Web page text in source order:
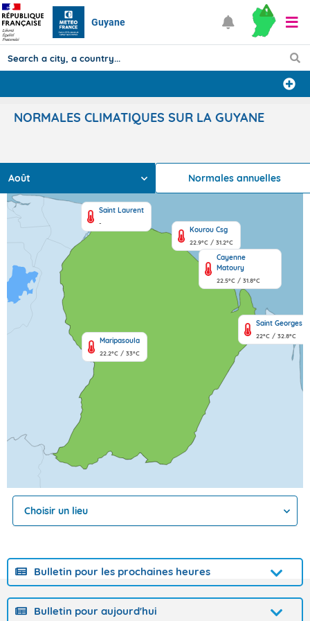
Guyane
Forecasts
Articles
NORMALES CLIMATIQUES SUR LA GUYANE
Août Normales annuelles
Kourou Csg
22.9°C / 31.2°C
Cayenne
Matoury
22.5°C / 31.8°C
Saint Georges
22°C / 32.8°C
Saint Laurent
-
Maripasoula
22.2°C / 33°C
Choisir un lieu
Bulletin pour les prochaines heures
Guyane
Bulletin pour aujourd'hui